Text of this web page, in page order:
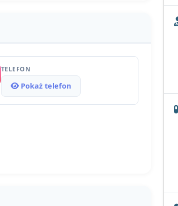
TELEFON
Pokaż telefon